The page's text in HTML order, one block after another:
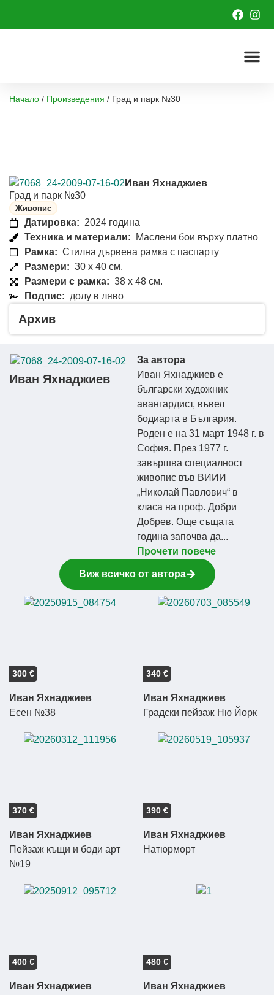
Начало / Произведения / Град и парк №30
Иван Яхнаджиев
Град и парк №30
Живопис
Датировка: 2024 година
Техника и материали: Маслени бои върху платно
Рамка: Стилна дървена рамка с паспарту
Размери: 30 x 40 см.
Размери с рамка: 38 x 48 см.
Подпис: долу в ляво
Архив
Иван Яхнаджиев
За автора
Иван Яхнаджиев е
български художник
авангардист, въвел
бодиарта в България.
Роден е на 31 март 1948 г. в
София. През 1977 г.
завършва специалност
живопис във ВИИИ
„Николай Павлович“ в
класа на проф. Добри
Добрев. Още същата
година започва да...
Прочети повече
Виж всичко от автора
300 €
Иван Яхнаджиев
Есен №38
340 €
Иван Яхнаджиев
Градски пейзаж Ню Йорк
370 €
Иван Яхнаджиев
Пейзаж къщи и боди арт
№19
390 €
Иван Яхнаджиев
Натюрморт
400 €
Иван Яхнаджиев
480 €
Иван Яхнаджиев